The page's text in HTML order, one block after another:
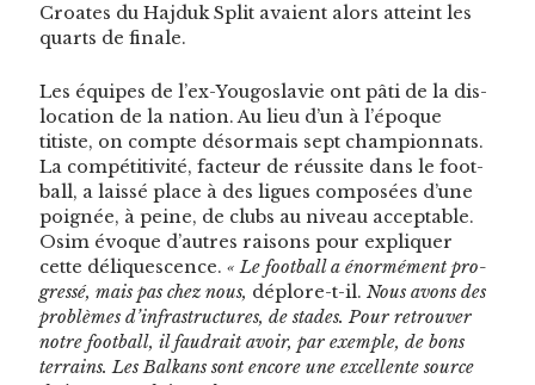
Croates du Haj­duk Split avaient alors atteint les
quarts de finale.
Les équipes de l’ex-Yougoslavie ont pâti de la dis­
lo­ca­tion de la nation. Au lieu d’un à l’époque
titiste, on compte désor­mais sept cham­pi­onnats.
La com­péti­tiv­ité, fac­teur de réus­site dans le foot­
ball, a lais­sé place à des ligues com­posées d’une
poignée, à peine, de clubs au niveau accept­able.
Osim évoque d’autres raisons pour expli­quer
cette déliques­cence.« Le foot­ball a énor­mé­ment pro­
gressé, mais pas chez nous, déplore-t-il. Nous avons des
prob­lèmes d’infrastructures, de stades. Pour retrou­ver
notre foot­ball, il faudrait avoir, par exem­ple, de bons
ter­rains. Les Balka­ns sont encore une excel­lente source